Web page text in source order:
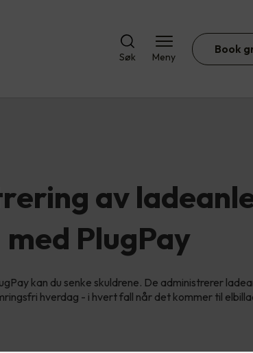
Søk Meny
Book
av
med PlugPay
kan du senke skuldrene. De administrerer
hverdag - i hvert fall når det kommer til